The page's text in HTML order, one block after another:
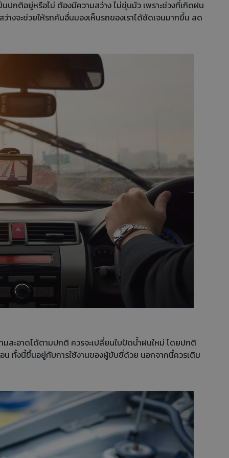
นปกติอยู่หรือไม่ ต้องมีความสว่าง ไม่ขุ่นมัว เพราะช่วงที่เกิดฝน
งจะช่วยให้รถคันอื่นมองเห็นรถของเราได้ชัดเจนมากขึ้น ลด
สะอาดได้ตามปกติ ควรจะเปลี่ยนใบปัดน้ำฝนใหม่ โดยปกติ
น ทั้งนี้ขึ้นอยู่กับการใช้งานของผู้ขับขี่ด้วย นอกจากนี้ควรเติม